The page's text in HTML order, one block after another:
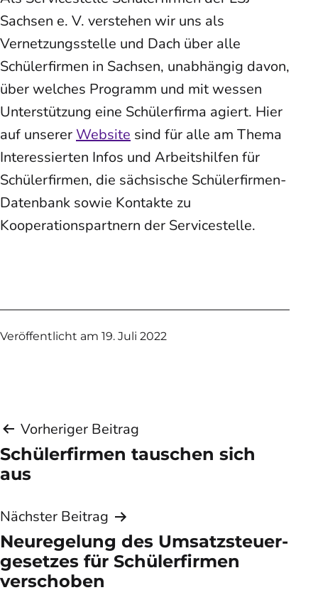
Sachsen e. V. verstehen wir uns als
Vernetzungsstelle und Dach über alle
Schülerfirmen in Sachsen, unabhängig davon,
über welches Programm und mit wessen
Unterstützung eine Schülerfirma agiert. Hier
auf unserer Website sind für alle am Thema
Interessierten Infos und Arbeitshilfen für
Schülerfirmen, die sächsische Schülerfirmen-
Datenbank sowie Kontakte zu
Kooperationspartnern der Servicestelle.
Veröffentlicht am 19. Juli 2022
Beitragsnavigation
Vorheriger Beitrag
Schülerfirmen tauschen sich
aus
Nächster Beitrag
Neuregelung des Umsatz­steuer­
gesetzes für Schüler­firmen
verschoben